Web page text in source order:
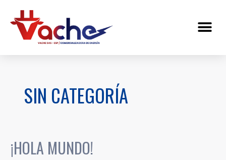
contenido
SIN CATEGORÍA
¡HOLA MUNDO!